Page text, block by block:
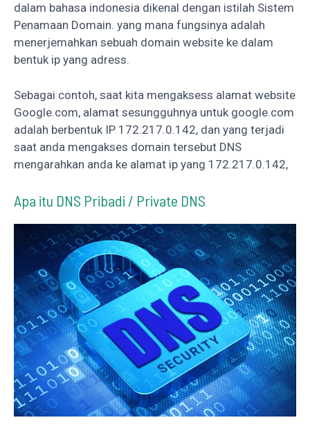
dalam bahasa indonesia dikenal dengan istilah Sistem
Penamaan Domain. yang mana fungsinya adalah
menerjemahkan sebuah domain website ke dalam
bentuk ip yang adress.
Sebagai contoh, saat kita mengaksess alamat website
Google.com, alamat sesungguhnya untuk google.com
adalah berbentuk IP 172.217.0.142, dan yang terjadi
saat anda mengakses domain tersebut DNS
mengarahkan anda ke alamat ip yang 172.217.0.142,
Apa itu DNS Pribadi / Private DNS